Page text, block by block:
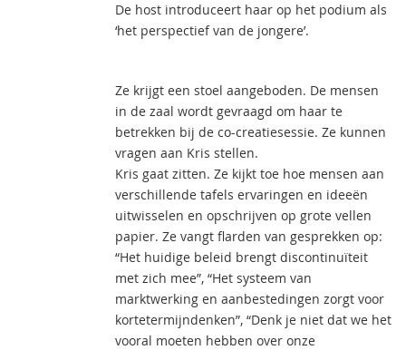
De host introduceert haar op het podium als
‘het perspectief van de jongere’.
Ze krijgt een stoel aangeboden. De mensen
in de zaal wordt gevraagd om haar te
betrekken bij de co-creatiesessie. Ze kunnen
vragen aan Kris stellen.
Kris gaat zitten. Ze kijkt toe hoe mensen aan
verschillende tafels ervaringen en ideeën
uitwisselen en opschrijven op grote vellen
papier. Ze vangt flarden van gesprekken op:
“Het huidige beleid brengt discontinuïteit
met zich mee”, “Het systeem van
marktwerking en aanbestedingen zorgt voor
kortetermijndenken”, “Denk je niet dat we het
vooral moeten hebben over onze